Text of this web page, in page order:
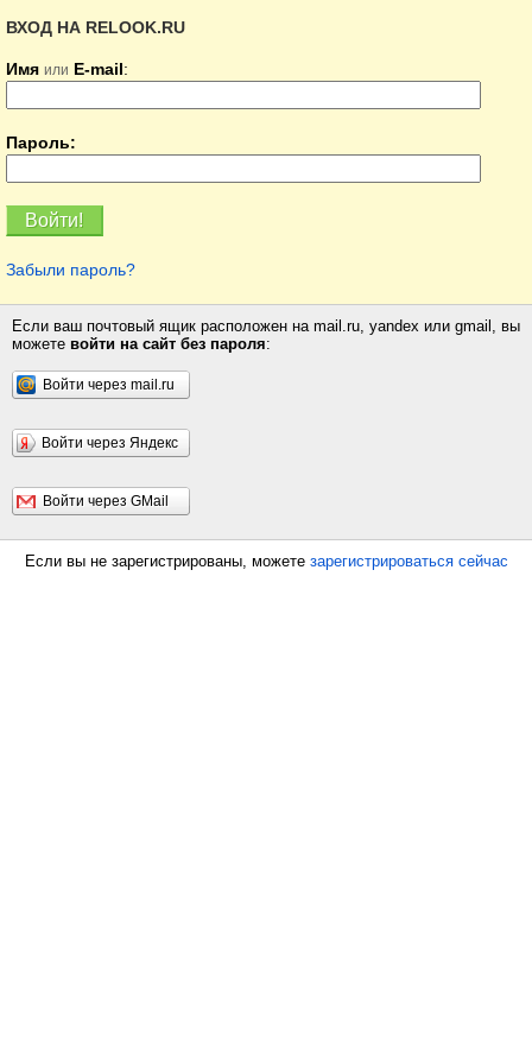
ВХОД НА RELOOK.RU
Имя или E-mail:
Пароль:
Забыли пароль?
Если ваш почтовый ящик расположен на mail.ru, yandex или gmail, вы
можете войти на сайт без пароля:
Войти через mail.ru
Войти через Яндекс
Войти через GMail
Если вы не зарегистрированы, можете зарегистрироваться сейчас